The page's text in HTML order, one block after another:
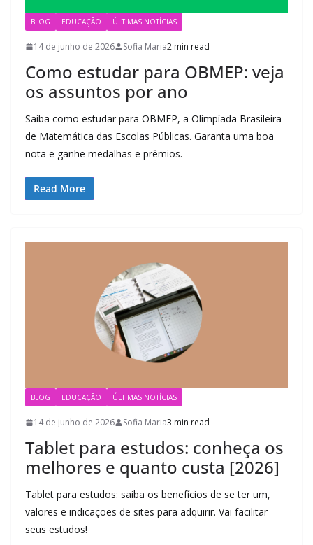
BLOG EDUCAÇÃO ÚLTIMAS NOTÍCIAS
14 de junho de 2026 Sofia Maria2 min read
Como estudar para OBMEP: veja
os assuntos por ano
Saiba como estudar para OBMEP, a Olimpíada Brasileira
de Matemática das Escolas Públicas. Garanta uma boa
nota e ganhe medalhas e prêmios.
Read More
BLOG EDUCAÇÃO ÚLTIMAS NOTÍCIAS
14 de junho de 2026 Sofia Maria3 min read
Tablet para estudos: conheça os
melhores e quanto custa [2026]
Tablet para estudos: saiba os benefícios de se ter um,
valores e indicações de sites para adquirir. Vai facilitar
seus estudos!